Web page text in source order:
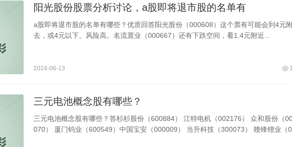
阳光股份股票分析讨论，a股即将退市股的名单有
a股即将退市股的名单有哪些？优质回答阳光股份（000608）这个票有可能会到4元
去，或4元以下。风险高。名流置业（000667）还有下跌空间，看1.4元附近...
2024-06-13
三元电池概念股有哪些？
三元电池概念股有哪些？答杉杉股份（600884） 江特电机（002176） 众和股份（
070） 厦门钨业（600549）中国宝安（000009） 当升科技（300073） 赣锋锂业（